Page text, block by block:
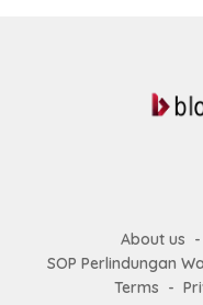
About us
SOP Perlindungan
Terms